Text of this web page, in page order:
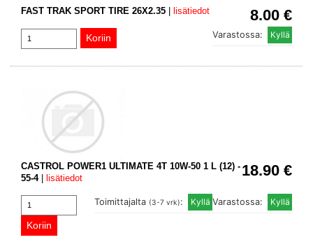
8.00 €
FAST TRAK SPORT TIRE 26X2.35 lisätiedot
Varastossa:
18.90 €
CASTROL POWER1 ULTIMATE 4T 10W-50 1 L (12) -
55-4| lisätiedot
Varastossa:
Toimittajalta (3-7 vrk):